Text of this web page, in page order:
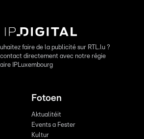
faire de la publicité sur RTL.lu ?
contact directement avec notre régie
IPLuxembourg
Fotoen
Aktualitéit
Events a Fester
Kultur